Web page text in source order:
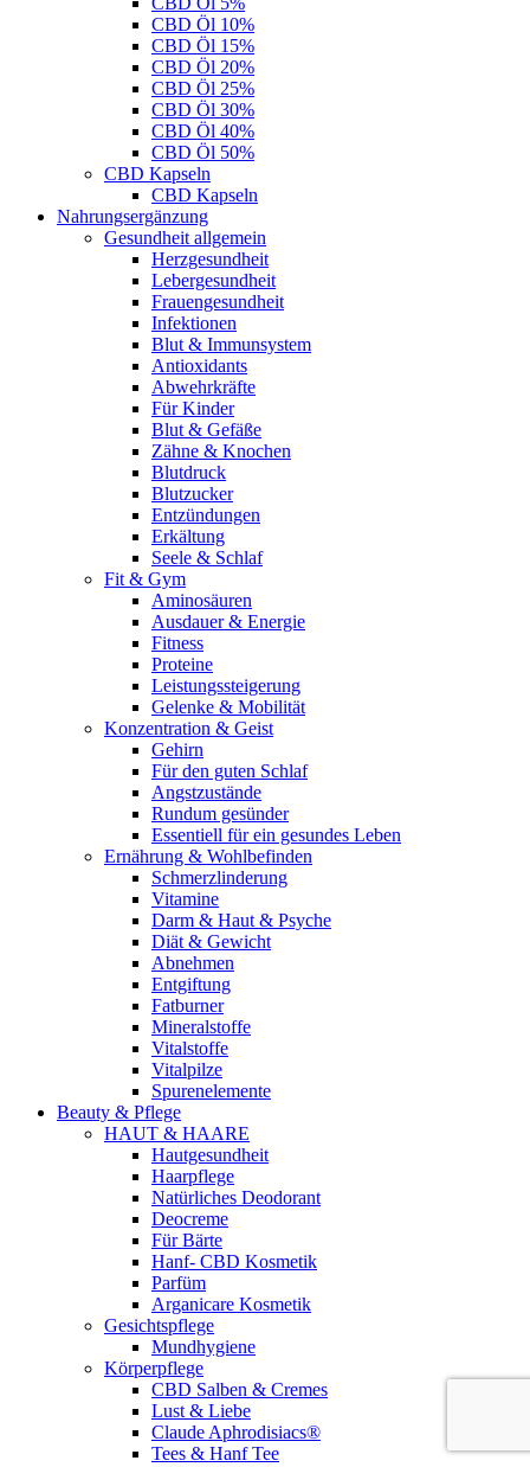
CBD Öl 10%
CBD Öl 15%
CBD Öl 20%
CBD Öl 25%
CBD Öl 30%
CBD Öl 40%
CBD Öl 50%
CBD Kapseln
CBD Kapseln
Nahrungsergänzung
Gesundheit allgemein
Herzgesundheit
Lebergesundheit
Frauengesundheit
Infektionen
Blut & Immunsystem
Antioxidants
Abwehrkräfte
Für Kinder
Blut & Gefäße
Zähne & Knochen
Blutdruck
Blutzucker
Entzündungen
Erkältung
Seele & Schlaf
Fit & Gym
Aminosäuren
Ausdauer & Energie
Fitness
Proteine
Leistungssteigerung
Gelenke & Mobilität
Konzentration & Geist
Gehirn
Für den guten Schlaf
Angstzustände
Rundum gesünder
Essentiell für ein gesundes Leben
Ernährung & Wohlbefinden
Schmerzlinderung
Vitamine
Darm & Haut & Psyche
Diät & Gewicht
Abnehmen
Entgiftung
Fatburner
Mineralstoffe
Vitalstoffe
Vitalpilze
Spurenelemente
Beauty & Pflege
HAUT & HAARE
Hautgesundheit
Haarpflege
Natürliches Deodorant
Deocreme
Für Bärte
Hanf- CBD Kosmetik
Parfüm
Arganicare Kosmetik
Gesichtspflege
Mundhygiene
Körperpflege
CBD Salben & Cremes
Lust & Liebe
Claude Aphrodisiacs®
Tees & Hanf Tee